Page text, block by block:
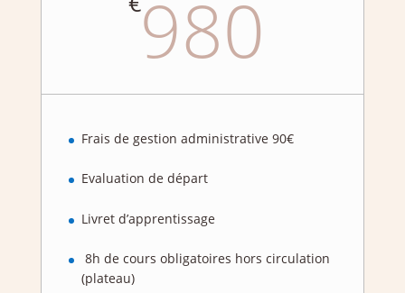
980
Frais de gestion administrative 90€
Evaluation de départ
Livret d’apprentissage
8h de cours obligatoires hors circulation
(plateau)